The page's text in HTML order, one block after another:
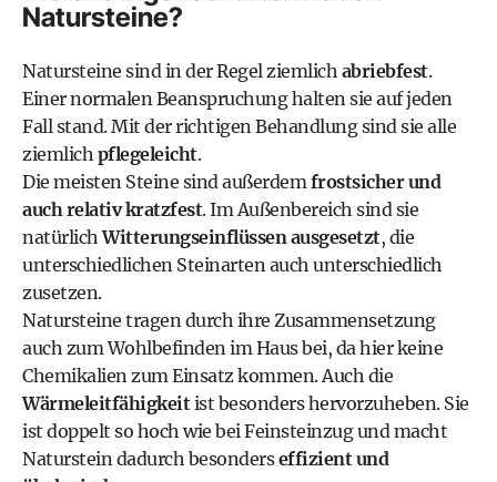
Natursteine?
Natursteine sind in der Regel ziemlich abriebfest.
Einer normalen Beanspruchung halten sie auf jeden
Fall stand. Mit der richtigen Behandlung sind sie alle
ziemlich pflegeleicht.
Die meisten Steine sind außerdemfrostsicher und
auch relativ kratzfest. Im Außenbereich sind sie
natürlichWitterungseinflüssen ausgesetzt, die
unterschiedlichen Steinarten auch unterschiedlich
zusetzen.
Natursteine tragen durch ihre Zusammensetzung
auch zum Wohlbefinden im Haus bei, da hier keine
Chemikalien zum Einsatz kommen. Auch die
Wärmeleitfähigkeitist besonders hervorzuheben. Sie
ist doppelt so hoch wie bei Feinsteinzug und macht
Naturstein dadurch besonderseffizient und